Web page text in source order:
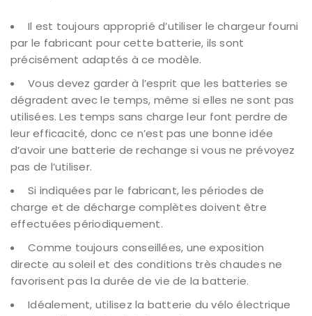
Il est toujours approprié d’utiliser le chargeur fourni
par le fabricant pour cette batterie, ils sont
précisément adaptés à ce modèle.
Vous devez garder à l’esprit que les batteries se
dégradent avec le temps, même si elles ne sont pas
utilisées. Les temps sans charge leur font perdre de
leur efficacité, donc ce n’est pas une bonne idée
d’avoir une batterie de rechange si vous ne prévoyez
pas de l’utiliser.
Si indiquées par le fabricant, les périodes de
charge et de décharge complètes doivent être
effectuées périodiquement.
Comme toujours conseillées, une exposition
directe au soleil et des conditions très chaudes ne
favorisent pas la durée de vie de la batterie.
Idéalement, utilisez la batterie du vélo électrique